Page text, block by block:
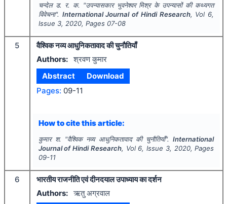
चन्देल ड. र. क. "उपन्यासकार भुवनेश्वर मिश्र के उपन्यासों की कथ्यगत
विवेचना". International Journal of Hindi Research, Vol 6,
Issue 3, 2020, Pages 07-08
5
वैश्विक नव्य आधुनिकतावाद की चुनौतियाँ
Authors: श्रवण कुमार
Abstract
Download
Pages: 09-11
How to cite this article:
कुमार श. "वैश्विक नव्य आधुनिकतावाद की चुनौतियाँ".International
Journal of Hindi Research, Vol 6, Issue 3, 2020, Pages
09-11
6
भारतीय राजनीति एवं दीनदयाल उपाध्याय का दर्शन
Authors: ऋतु अग्रवाल